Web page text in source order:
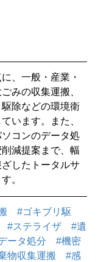
、一般・産業・
みの収集運搬、
除などの環境衛
います。また、
コンのデータ処
減提案まで、幅
したトータルサ
。
#ゴキブリ駆
#ステライザ
#遺
ータ処分
#機密
物収集運搬
#感